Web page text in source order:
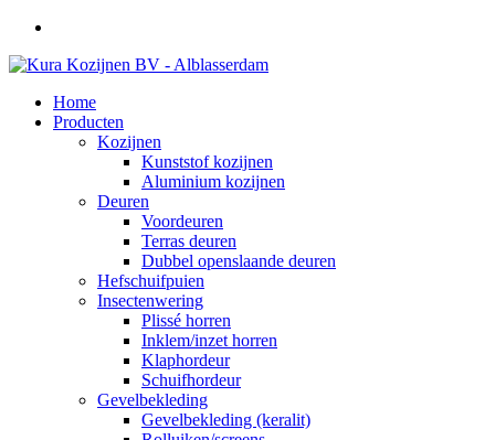
Home
Producten
Kozijnen
Kunststof kozijnen
Aluminium kozijnen
Deuren
Voordeuren
Terras deuren
Dubbel openslaande deuren
Hefschuifpuien
Insectenwering
Plissé horren
Inklem/inzet horren
Klaphordeur
Schuifhordeur
Gevelbekleding
Gevelbekleding (keralit)